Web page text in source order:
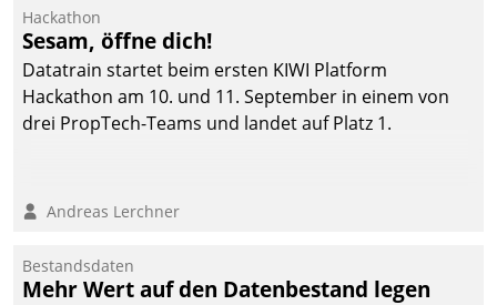
Datatrain ermöglicht
automatisiert ausgelöste,
zielgerichtete
Mieterbefragungen – eine
starke Grundlage für
Entscheidungen.
Hackathon
Sesam, öffne dich!
Datatrain startet beim ersten KIWI Platform
Hackathon am 10. und 11. September in einem von
drei PropTech-Teams und landet auf Platz 1.
Andreas Lerchner
Bestandsdaten
Mehr Wert auf den Datenbestand legen